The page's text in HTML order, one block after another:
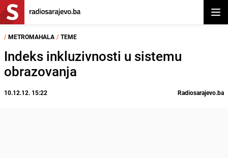
/ METROMAHALA / TEME
Indeks inkluzivnosti u sistemu
obrazovanja
10.12.12. 15:22 Radiosarajevo.ba